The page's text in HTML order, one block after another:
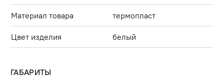
Материал товара термопласт
Цвет изделия белый
ГАБАРИТЫ